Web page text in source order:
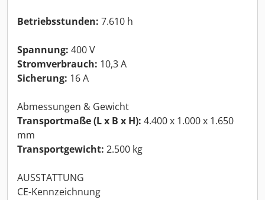
Betriebsstunden: 7.610 h
Spannung: 400 V
Stromverbrauch: 10,3 A
Sicherung: 16 A
Abmessungen & Gewicht
Transportmaße (L x B x H): 4.400 x 1.000 x 1.650
mm
Transportgewicht: 2.500 kg
AUSSTATTUNG
CE-Kennzeichnung